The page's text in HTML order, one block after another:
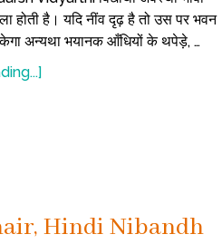
होती है। यदि नींव दृढ़ है तो उस पर भवन
अन्यथा भयानक आँधियों के थपेड़े, …
Hindi Nibandh